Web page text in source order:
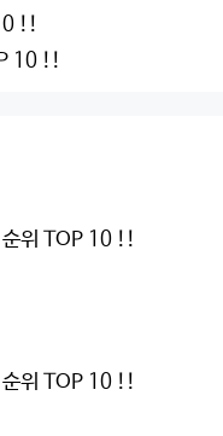
!!
10 !!
순위 TOP 10 !!
순위 TOP 10 !!